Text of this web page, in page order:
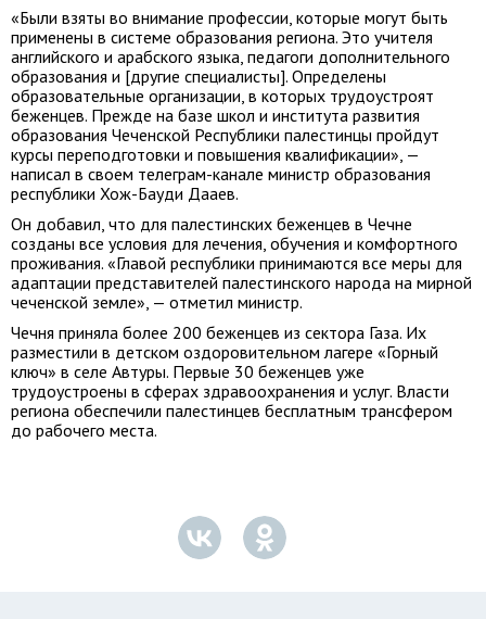
«Были взяты во внимание профессии, которые могут быть
применены в системе образования региона. Это учителя
английского и арабского языка, педагоги дополнительного
образования и [другие специалисты]. Определены
образовательные организации, в которых трудоустроят
беженцев. Прежде на базе школ и института развития
образования Чеченской Республики палестинцы пройдут
курсы переподготовки и повышения квалификации», —
написал в своем телеграм-канале министр образования
республики Хож-Бауди Дааев.
Он добавил, что для палестинских беженцев в Чечне
созданы все условия для лечения, обучения и комфортного
проживания. «Главой республики принимаются все меры для
адаптации представителей палестинского народа на мирной
чеченской земле», — отметил министр.
Чечня приняла более 200 беженцев из сектора Газа. Их
разместили в детском оздоровительном лагере «Горный
ключ» в селе Автуры. Первые 30 беженцев уже
трудоустроены в сферах здравоохранения и услуг. Власти
региона обеспечили палестинцев бесплатным трансфером
до рабочего места.